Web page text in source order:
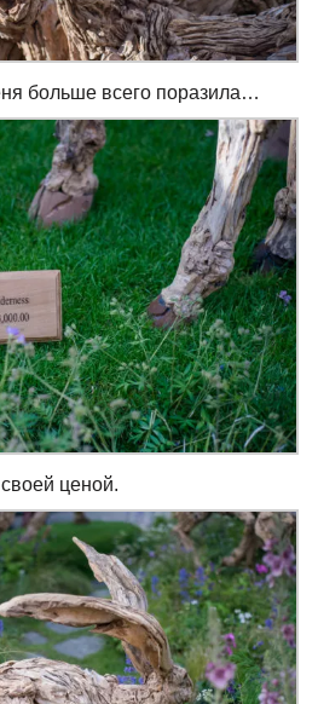
больше всего поразила…
ценой.